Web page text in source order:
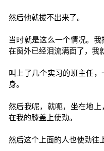
然后他就拔不出来了。
当时就是这么一个情况。
在窗外已经泪流满面了，我
叫上了几个实习的班主任
身。
然后我呢，就呃，坐在地
在我的膝盖上使劲。
然后这个上面的人也使劲往